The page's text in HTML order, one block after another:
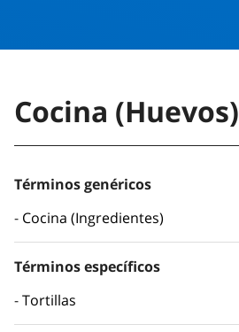
Cocina (Huevos)
Términos genéricos
Cocina (Ingredientes)
Términos específicos
Tortillas